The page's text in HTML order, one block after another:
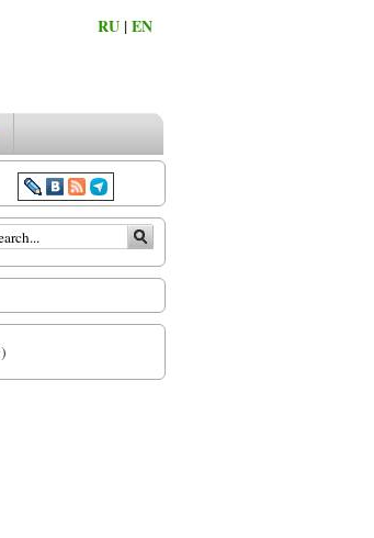
RU |EN
form